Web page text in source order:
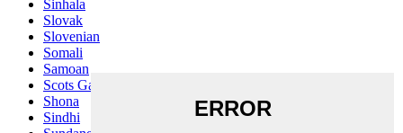
Sinhala
Slovak
Slovenian
Somali
Samoan
Scots Gaelic
Shona
Sindhi